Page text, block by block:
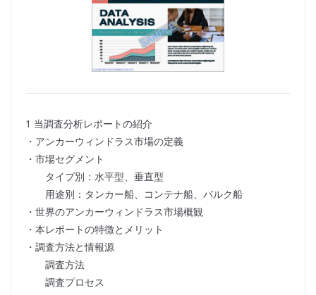
1 当調査分析レポートの紹介
・アンカーウィンドラス市場の定義
・市場セグメント
タイプ別：水平型、垂直型
用途別：タンカー船、コンテナ船、バルク船
・世界のアンカーウィンドラス市場概観
・本レポートの特徴とメリット
・調査方法と情報源
調査方法
調査プロセス